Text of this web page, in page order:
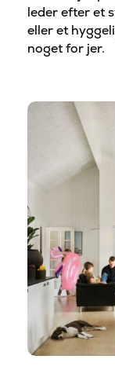
leder efter et
eller et
noget for jer.